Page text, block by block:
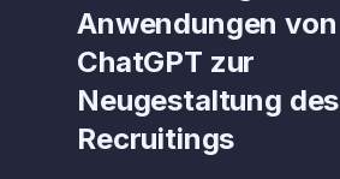
Anwendungen von
ChatGPT zur
Neugestaltung des
Recruitings